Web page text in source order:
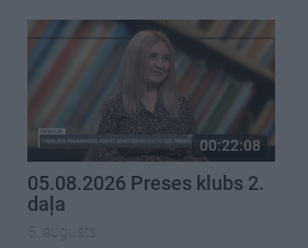
00:22:08
05.08.2026 Preses klubs 2.
daļa
5. augusts